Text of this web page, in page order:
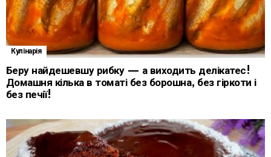
Кулінарія
Беру найдешевшу рибку — а виходить делікатес!
Домашня кілька в томаті без борошна, без гіркоти і
без печії!